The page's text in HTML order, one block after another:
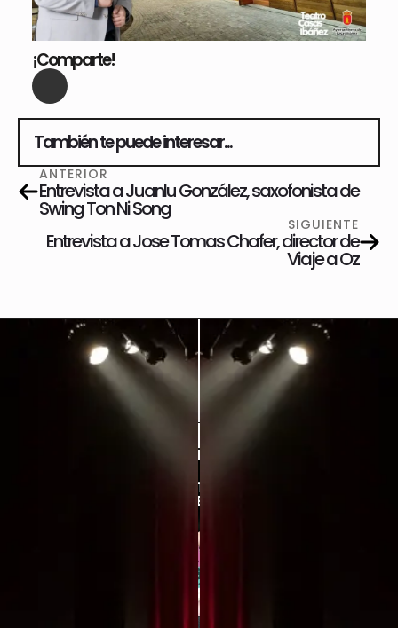
¡Comparte!
También te puede interesar...
ANTERIOR
Entrevista a Juanlu González, saxofonista de
Swing Ton Ni Song
SIGUIENTE
Entrevista a Jose Tomas Chafer, director de
Viaje a Oz